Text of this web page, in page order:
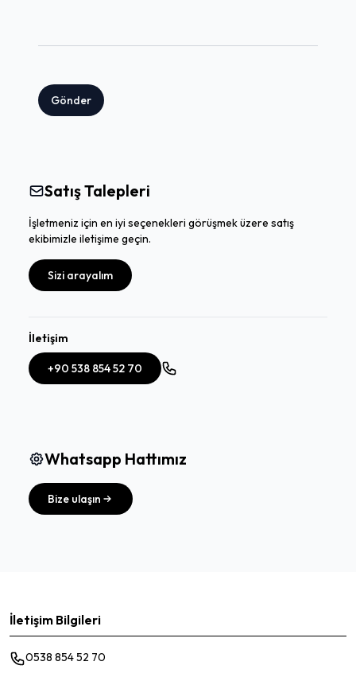
Gönder
Satış Talepleri
İşletmeniz için en iyi seçenekleri görüşmek üzere satış
ekibimizle iletişime geçin.
Sizi arayalım
İletişim
+90 538 854 52 70
Whatsapp Hattımız
Bize ulaşın
İletişim Bilgileri
0538 854 52 70